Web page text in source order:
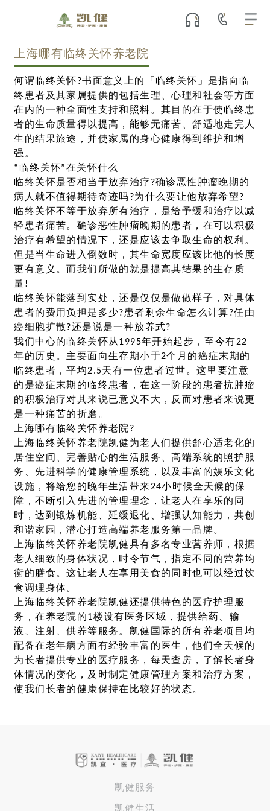
上海哪有临终关怀养老院
何谓临终关怀?书面意义上的「临终关怀」是指向临
终患者及其家属提供的包括生理、心理和社会等方面
在内的一种全面性支持和照料。其目的在于使临终患
者的生命质量得以提高，能够无痛苦、舒适地走完人
生的结果旅途，并使家属的身心健康得到维护和增
强。
“临终关怀”在关怀什么
临终关怀是否相当于放弃治疗?确诊恶性肿瘤晚期的
病人就不值得期待奇迹吗?为什么要让他放弃希望?
临终关怀不等于放弃所有治疗，是给予缓和治疗以减
轻患者痛苦。确诊恶性肿瘤晚期的患者，在可以积极
治疗有希望的情况下，还是应该去争取生命的权利。
但是当生命进入倒数时，其生命宽度应该比他的长度
更有意义。而我们所做的就是提高其结果的生存质
量!
临终关怀能落到实处，还是仅仅是做做样子，对具体
患者的费用负担是多少?患者剩余生命怎么计算?任由
癌细胞扩散?还是说是一种放养式?
我们中心的临终关怀从1995年开始起步，至今有22
年的历史。主要面向生存期小于2个月的癌症末期的
临终患者，平均2.5天有一位患者过世。这里要注意
的是癌症末期的临终患者，在这一阶段的患者抗肿瘤
的积极治疗对其来说已意义不大，反而对患者来说更
是一种痛苦的折磨。
上海哪有临终关怀养老院?
上海临终关怀养老院凯健为老人们提供舒心适老化的
居住空间、完善贴心的生活服务、高端系统的照护服
务、先进科学的健康管理系统，以及丰富的娱乐文化
设施，将给您的晚年生活带来24小时候全天候的保
障，不断引入先进的管理理念，让老人在享乐的同
时，达到锻炼机能、延缓退化、增强认知能力，共创
和谐家园，潜心打造高端养老服务第一品牌。
上海临终关怀养老院凯健具有多名专业营养师，根据
老人细致的身体状况，时令节气，指定不同的营养均
衡的膳食。这让老人在享用美食的同时也可以经过饮
食调理身体。
上海临终关怀养老院凯健还提供特色的医疗护理服
务，在养老院的1楼设有医务区域，提供给药、输
液、注射、供养等服务。凯健国际的所有养老项目均
配备在老年病方面有经验丰富的医生，他们全天候的
为长者提供专业的医疗服务，每天查房，了解长者身
体情况的变化，及时制定健康管理方案和治疗方案，
使我们长者的健康保持在比较好的状态。
凯健服务
凯健生活